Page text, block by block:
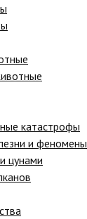
катастрофы
и феномены
цунами